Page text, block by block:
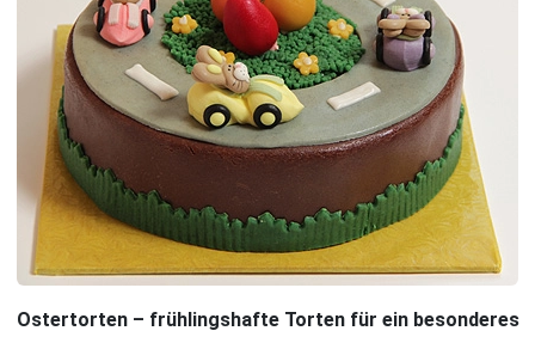
Ostertorten – frühlingshafte Torten für ein besonderes